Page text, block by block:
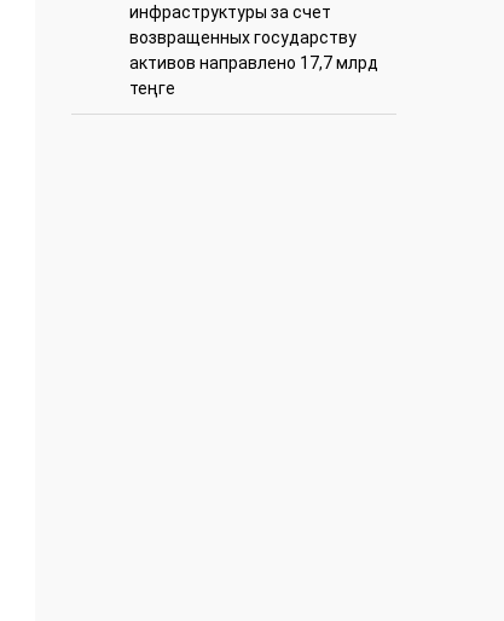
инфраструктуры за счет
возвращенных государству
активов направлено 17,7 млрд
теңге